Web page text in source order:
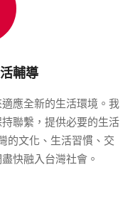
輔導
應全新的生活環境。我
聯繫，提供必要的生活
的文化、生活習慣、交
快融入台灣社會。